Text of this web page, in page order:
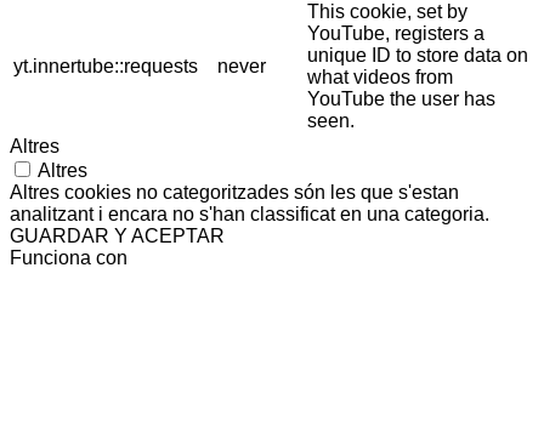
yt.innertube::requests never
This cookie, set by
YouTube, registers a
unique ID to store data on
what videos from
YouTube the user has
seen.
Altres
Altres
Altres cookies no categoritzades són les que s'estan
analitzant i encara no s'han classificat en una categoria.
GUARDAR Y ACEPTAR
Funciona con